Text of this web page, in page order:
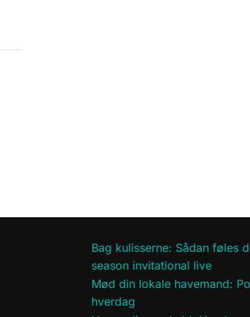
Bag kulisserne: Sådan føles
season invitational live
Mød din lokale havemand:
hverdag